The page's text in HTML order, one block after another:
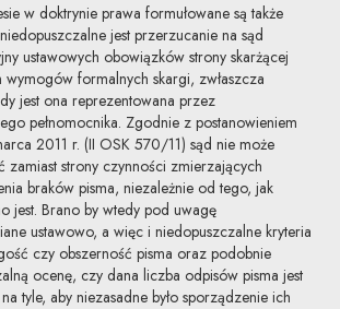
w doktrynie prawa formułowane są także
jest przerzucanie na sąd
ustawowych obowiązków strony skarżącej
formalnych skargi, zwłaszcza
jest ona reprezentowana przez
pełnomocnika. Zgodnie z postanowieniem
2011 r. (II OSK 570/11) sąd nie może
zamiast strony czynności zmierzających
braków pisma, niezależnie od tego, jak
jest. Brano by wtedy pod uwagę
ustawowo, a więc i niedopuszczalne kryteria
czy obszerność pisma oraz podobnie
ocenę, czy dana liczba odpisów pisma jest
tyle, aby niezasadne było sporządzenie ich